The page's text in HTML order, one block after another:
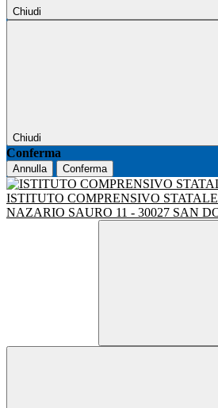
Chiudi
Chiudi
Conferma
Annulla Conferma
ISTITUTO COMPRENSIVO STATALE
NAZARIO SAURO 11 - 30027 SAN